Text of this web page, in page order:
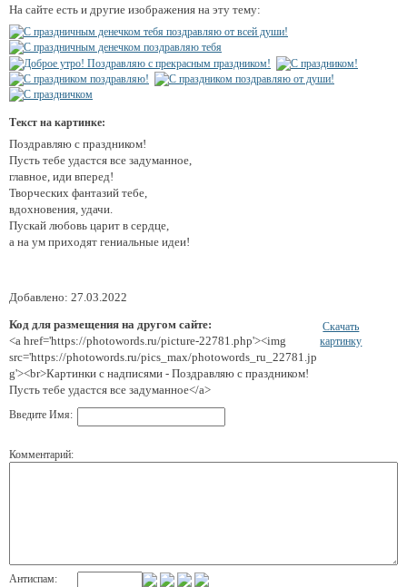
На сайте есть и другие изображения на эту тему:
Текст на картинке:
Поздравляю с праздником!
Пусть тебе удастся все задуманное,
главное, иди вперед!
Творческих фантазий тебе,
вдохновения, удачи.
Пускай любовь царит в сердце,
а на ум приходят гениальные идеи!
Добавлено: 27.03.2022
Код для размещения на другом сайте:
<a href='https://photowords.ru/picture-22781.php'><img
src='https://photowords.ru/pics_max/photowords_ru_22781.jp
g'><br>Картинки с надписями - Поздравляю с праздником!
Пусть тебе удастся все задуманное</a>
Скачать
картинку
Введите Имя:
Комментарий:
Антиспам: